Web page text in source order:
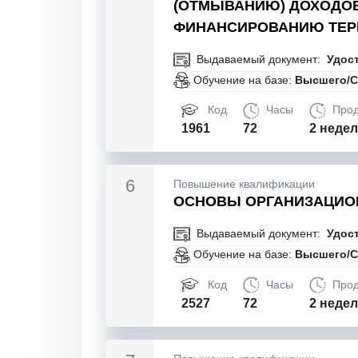
(ОТМЫВАНИЮ)
ФИНАНСИРОВАНИЮ
Выдаваемый документ:
Обучение на базе: Высшего/
Код
1961
Часы
72 2
6 Повышение квалификации
ОСНОВЫ
Выдаваемый документ:
Обучение на базе: Высшего/
Код
2527
Часы
72 2